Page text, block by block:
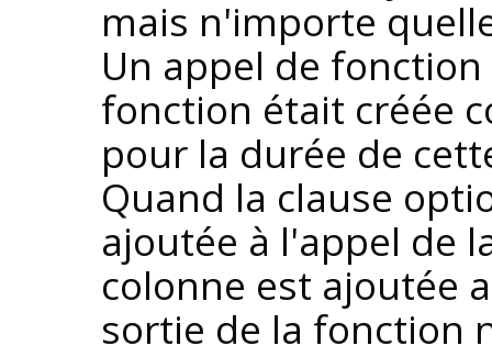
mais n'importe
Un appel de
fonction était créée
pour la durée de
Quand la clause
ajoutée à l'appel de
colonne est ajoutée
sortie de la fonction